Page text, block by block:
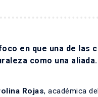
en que una de las
como una aliada.
Rojas, académica